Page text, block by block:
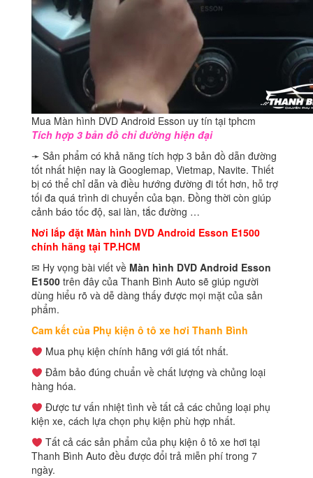
Mua Màn hình DVD Android Esson uy tín tại tphcm
Tích hợp 3 bản đồ chỉ đường hiện đại
➛ Sản phẩm có khả năng tích hợp 3 bản đồ dẫn đường
tốt nhất hiện nay là Googlemap, Vietmap, Navite. Thiết
bị có thể chỉ dẫn và điều hướng đường đi tốt hơn, hỗ trợ
tối đa quá trình di chuyển của bạn. Đồng thời còn giúp
cảnh báo tốc độ, sai làn, tắc đường …
Nơi lắp đặt Màn hình DVD Android Esson E1500
chính hãng tại TP.HCM
✉ Hy vọng bài viết về Màn hình DVD Android Esson
E1500 trên đây của Thanh Bình Auto sẽ giúp người
dùng hiểu rõ và dễ dàng thấy được mọi mặt của sản
phẩm.
Cam kết của Phụ kiện ô tô xe hơi Thanh Bình
Mua phụ kiện chính hãng với giá tốt nhất.
Đảm bảo đúng chuẩn về chất lượng và chủng loại
hàng hóa.
Được tư vấn nhiệt tình về tất cả các chủng loại phụ
kiện xe, cách lựa chọn phụ kiện phù hợp nhất.
Tất cả các sản phẩm của phụ kiện ô tô xe hơi tại
Thanh Bình Auto đều được đổi trả miễn phí trong 7
ngày.